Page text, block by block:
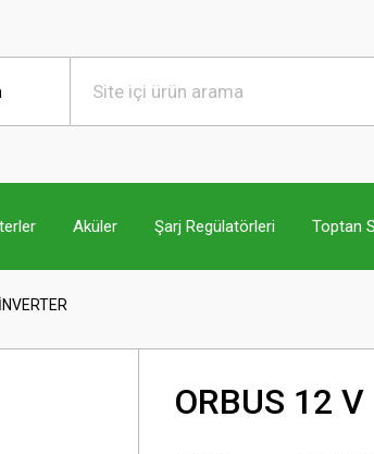
Aküler Şarj Regülatörleri Toptan
ORBUS 12